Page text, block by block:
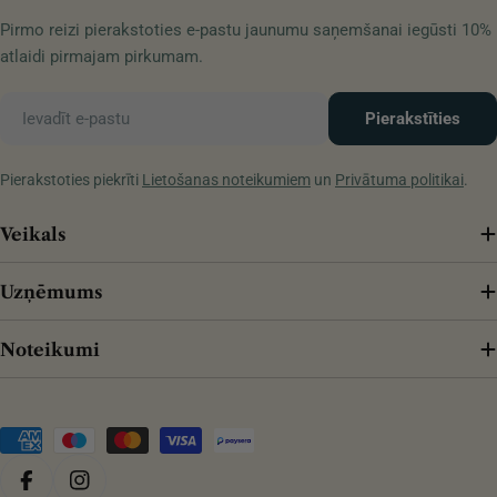
Pirmo reizi pierakstoties e-pastu jaunumu saņemšanai iegūsti 10%
atlaidi pirmajam pirkumam.
Pierakstīties
Pierakstoties piekrīti Lietošanas noteikumiem un Privātuma politikai.
Veikals
Uzņēmums
Noteikumi
Maksājuma
veidi